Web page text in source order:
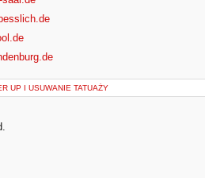
UP I USUWANIE TATUAŻY